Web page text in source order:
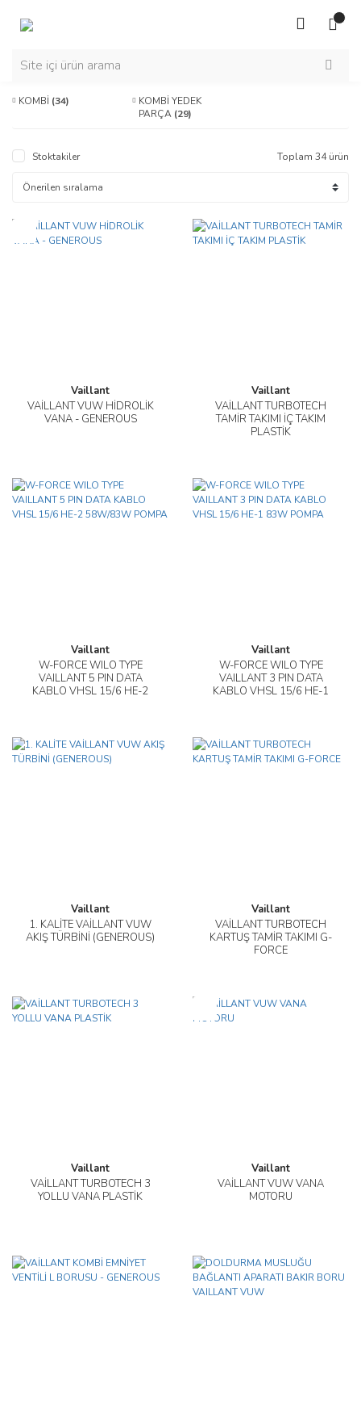
KOMBİ (34)
KOMBİ YEDEK
PARÇA (29)
Stoktakiler Toplam 34 ürün
Vaillant
VAİLLANT VUW HİDROLİK
VANA - GENEROUS
Vaillant
VAİLLANT TURBOTECH
TAMİR TAKIMI İÇ TAKIM
PLASTİK
Vaillant
W-FORCE WILO TYPE
VAILLANT 5 PIN DATA
KABLO VHSL 15/6 HE-2
Vaillant
W-FORCE WILO TYPE
VAILLANT 3 PIN DATA
KABLO VHSL 15/6 HE-1
Vaillant
1. KALİTE VAİLLANT VUW
AKIŞ TÜRBİNİ (GENEROUS)
Vaillant
VAİLLANT TURBOTECH
KARTUŞ TAMİR TAKIMI G-
FORCE
Vaillant
VAİLLANT TURBOTECH 3
YOLLU VANA PLASTİK
Vaillant
VAİLLANT VUW VANA
MOTORU